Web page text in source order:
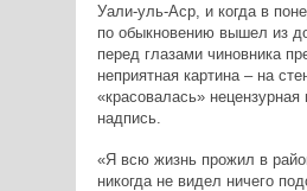
Уали-уль-Аср, и когда в
по обыкновению вышел из
перед глазами чиновника
неприятная картина – на
«красовалась»
надпись.
«Я всю жизнь прожил в
никогда не видел ничего